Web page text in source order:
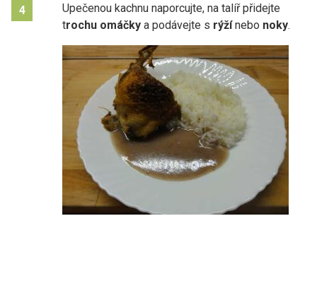
4
Upečenou kachnu naporcujte, na talíř přidejte
trochu omáčky a podávejte s rýžínebo noky.